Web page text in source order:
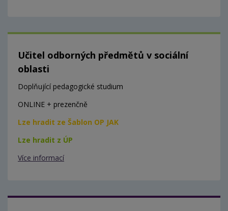
Učitel odborných předmětů v sociální
oblasti
Doplňující pedagogické studium
ONLINE + prezenčně
Lze hradit ze Šablon OP JAK
Lze hradit z ÚP
Více informací